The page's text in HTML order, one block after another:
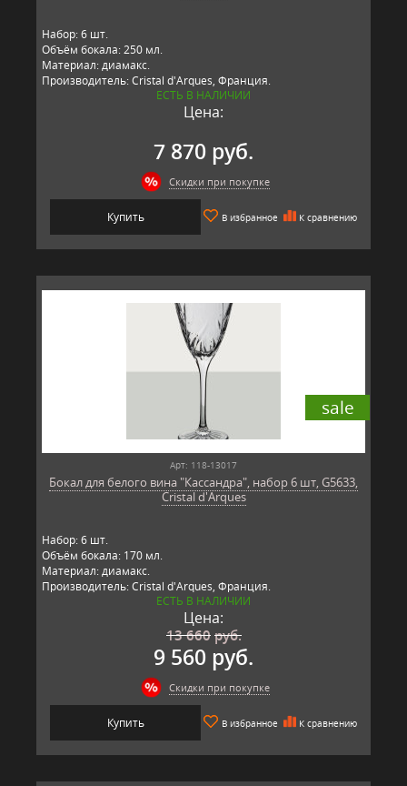
Набор: 6 шт.
Объём бокала: 250 мл.
Материал: диамакс.
Производитель: Cristal d'Arques, Франция.
ЕСТЬ В НАЛИЧИИ
Цена:
7 870 руб.
Скидки при покупке
Купить В избранное К сравнению
sale
Арт: 118-13017
Бокал для белого вина "Кассандра", набор 6 шт, G5633,
Cristal d'Arques
Набор: 6 шт.
Объём бокала: 170 мл.
Материал: диамакс.
Производитель: Cristal d'Arques, Франция.
ЕСТЬ В НАЛИЧИИ
Цена:
13 660 руб.
9 560 руб.
Скидки при покупке
Купить В избранное К сравнению